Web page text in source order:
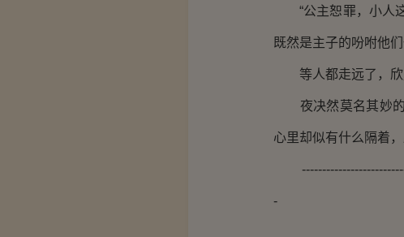
“公主恕罪，小人这
既然是主子的吩咐他们
等人都走远了，欣
夜决然莫名其妙的
心里却似有什么隔着
-